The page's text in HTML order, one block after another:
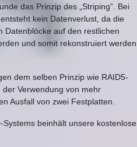
das Prinzip des „Striping”. Bei
kein Datenverlust, da die
Datenblöcke auf den restlichen
und somit rekonstruiert werden
dem selben Prinzip wie RAID5-
Verwendung von mehr
Ausfall von zwei Festplatten.
beinhält unsere kostenlose